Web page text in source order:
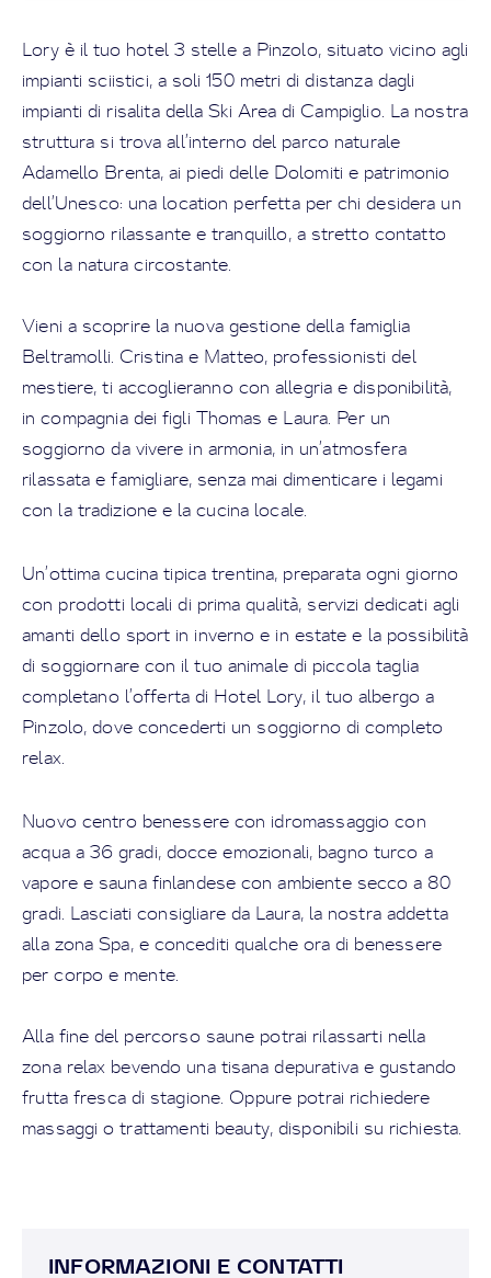
Lory è il tuo hotel 3 stelle a Pinzolo, situato vicino agli
impianti sciistici, a soli 150 metri di distanza dagli
impianti di risalita della Ski Area di Campiglio. La nostra
struttura si trova all’interno del parco naturale
Adamello Brenta, ai piedi delle Dolomiti e patrimonio
dell’Unesco: una location perfetta per chi desidera un
soggiorno rilassante e tranquillo, a stretto contatto
con la natura circostante.
Vieni a scoprire la nuova gestione della famiglia
Beltramolli. Cristina e Matteo, professionisti del
mestiere, ti accoglieranno con allegria e disponibilità,
in compagnia dei figli Thomas e Laura. Per un
soggiorno da vivere in armonia, in un’atmosfera
rilassata e famigliare, senza mai dimenticare i legami
con la tradizione e la cucina locale.
Un’ottima cucina tipica trentina, preparata ogni giorno
con prodotti locali di prima qualità, servizi dedicati agli
amanti dello sport in inverno e in estate e la possibilità
di soggiornare con il tuo animale di piccola taglia
completano l’offerta di Hotel Lory, il tuo albergo a
Pinzolo, dove concederti un soggiorno di completo
relax.
Nuovo centro benessere con idromassaggio con
acqua a 36 gradi, docce emozionali, bagno turco a
vapore e sauna finlandese con ambiente secco a 80
gradi. Lasciati consigliare da Laura, la nostra addetta
alla zona Spa, e concediti qualche ora di benessere
per corpo e mente.
Alla fine del percorso saune potrai rilassarti nella
zona relax bevendo una tisana depurativa e gustando
frutta fresca di stagione. Oppure potrai richiedere
massaggi o trattamenti beauty, disponibili su richiesta.
INFORMAZIONI E CONTATTI